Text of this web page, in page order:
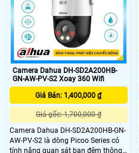
cung cấp độ chi tiết tốt nhất
Camera Dahua DH-SD2A200HB-
GN-AW-PV-S2 Xoay 360 Wifi
Giá Bán: 1,400,000 ₫
Giá gốc: 1,700,000 ₫
Camera Dahua DH-SD2A200HB-GN-
AW-PV-S2 là dòng Picoo Series có
tính năng quan sát ban đêm thông